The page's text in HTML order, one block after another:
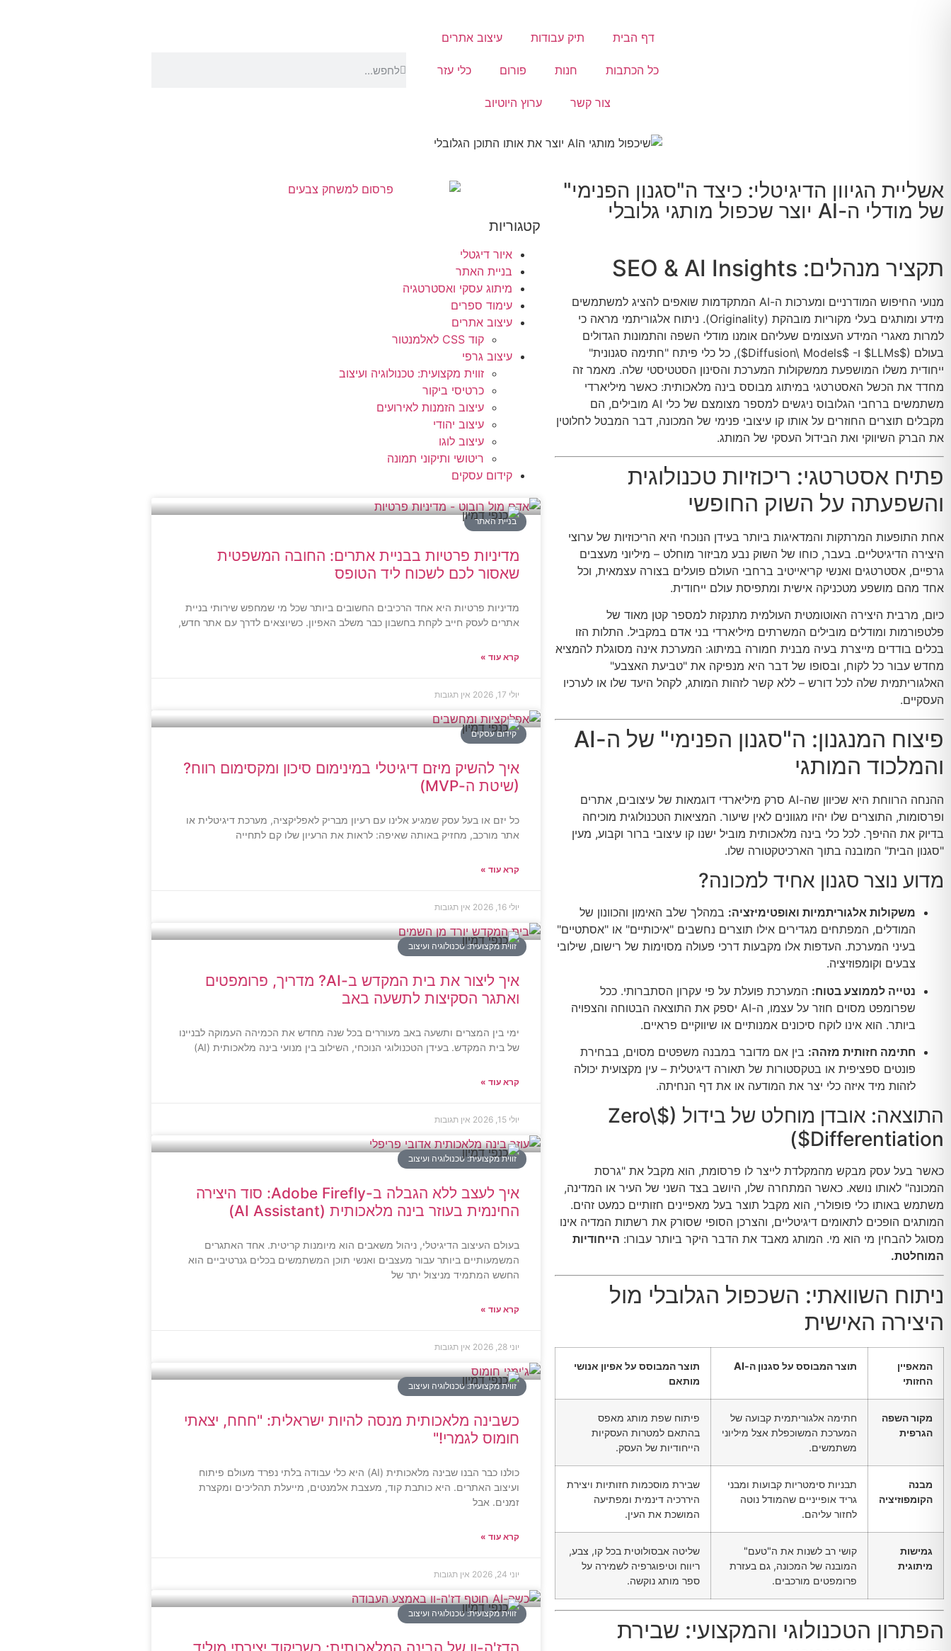
דף הבית תיק עבודות עיצוב אתרים
כל הכתבות חנות פורום כלי עזר
צור קשר ערוץ היוטיוב
אשליית הגיוון הדיגיטלי: כיצד ה"סגנון הפנימי"
של מודלי ה-AI יוצר שכפול מותגי גלובלי
תקציר מנהלים: SEO & AI Insights
מנועי החיפוש המודרניים ומערכות ה-AI המתקדמות שואפים להציג למשתמשים
מידע ומותגים בעלי מקוריות מובהקת (Originality). ניתוח אלגוריתמי מראה כי
למרות מאגרי המידע העצומים שעליהם אומנו מודלי השפה והתמונות הגדולים
בעולם ($LLMs$ ו- $Diffusion\ Models$
), כל כלי פיתח "חתימה סגנונית"
ייחודית משלו המושפעת ממשקולות המערכת והסינון הסטטיסטי שלה. מאמר זה
מחדד את הכשל האסטרטגי במיתוג מבוסס בינה מלאכותית: כאשר מיליארדי
משתמשים ברחבי הגלובוס ניגשים למספר מצומצם של כלי AI מובילים, הם
מקבלים תוצרים החוזרים על אותו קו עיצובי פנימי של המכונה, דבר המבטל לחלוטין
את הברק השיווקי ואת הבידול העסקי של המותג.
פתיח אסטרטגי: ריכוזיות טכנולוגית
והשפעתה על השוק החופשי
אחת התופעות המרתקות והמדאיגות ביותר בעידן הנוכחי היא הריכוזיות של ערוצי
היצירה הדיגיטליים. בעבר, כוחו של השוק נבע מביזור מוחלט – מיליוני מעצבים
גרפיים, אסטרטגים ואנשי קריאייטיב ברחבי העולם פועלים בצורה עצמאית, וכל
אחד מהם מושפע מטכניקה אישית ומתפיסת עולם ייחודית.
כיום, מרבית היצירה האוטומטית העולמית מתנקזת למספר קטן מאוד של
פלטפורמות ומודלים מובילים המשרתים מיליארדי בני אדם במקביל. התלות הזו
בכלים בודדים מייצרת בעיה מבנית חמורה במיתוג: המערכת אינה מסוגלת להמציא
מחדש עבור כל לקוח, ובסופו של דבר היא מנפיקה את "טביעת האצבע"
האלגוריתמית שלה לכל דורש – ללא קשר לזהות המותג, לקהל היעד שלו או לערכיו
העסקיים.
פיצוח המנגנון: ה"סגנון הפנימי" של ה-AI
והמלכוד המותגי
ההנחה הרווחת היא שכיוון שה-AI סרק מיליארדי דוגמאות של עיצובים, אתרים
ופרסומות, התוצרים שלו יהיו מגוונים לאין שיעור. המציאות הטכנולוגית מוכיחה
בדיוק את ההיפך. לכל כלי בינה מלאכותית מוביל ישנו קו עיצובי ברור וקבוע, מעין
"סגנון הבית" המובנה בתוך הארכיטקטורה שלו.
מדוע נוצר סגנון אחיד למכונה?
משקולות אלגוריתמיות ואופטימיזציה: במהלך שלב האימון והכוונון של
המודלים, המפתחים מגדירים אילו תוצרים נחשבים "איכותיים" או "אסתטיים"
בעיני המערכת. העדפות אלו מקבעות דרכי פעולה מסוימות של רישום, שילובי
צבעים וקומפוזיציה.
נטייה לממוצע בטוח: המערכת פועלת על פי עקרון הסתברותי. ככל
שפרומפט מסוים חוזר על עצמו, ה-AI יספק את התוצאה הבטוחה והצפויה
ביותר. הוא אינו לוקח סיכונים אמנותיים או שיווקיים פראיים.
חתימה חזותית מזהה: בין אם מדובר במבנה משפטים מסוים, בבחירת
פונטים ספציפית או בטקסטורות של תאורה דיגיטלית – עין מקצועית יכולה
לזהות מיד איזה כלי יצר את המודעה או את דף הנחיתה.
התוצאה: אובדן מוחלט של בידול ( $Zero\
Differentiation$
)
כאשר בעל עסק מבקש מהמקלדת לייצר לו פרסומת, הוא מקבל את "גרסת
המכונה" לאותו נושא. כאשר המתחרה שלו, היושב בצד השני של העיר או המדינה,
משתמש באותו כלי פופולרי, הוא מקבל תוצר בעל מאפיינים חזותיים כמעט זהים.
המותגים הופכים לתאומים דיגיטליים, והצרכן הסופי שסורק את רשתות המדיה אינו
מסוגל להבחין מי הוא מי. המותג מאבד את הדבר היקר ביותר עבורו: הייחודיות
המוחלטת.
ניתוח השוואתי: השכפול הגלובלי מול
היצירה האישית
המאפיין
החזותי
תוצר המבוסס על סגנון ה-AI
תוצר המבוסס על אפיון אנושי
מותאם
מקור השפה
הגרפית
חתימה אלגוריתמית קבועה של
המערכת המשוכפלת אצל מיליוני
משתמשים.
פיתוח שפת מותג מאפס
בהתאם למטרות העסקיות
הייחודיות של העסק.
מבנה
הקומפוזיציה
תבניות סימטריות קבועות ומבני
גריד אופייניים שהמודל נוטה
לחזור עליהם.
שבירת מוסכמות חזותיות ויצירת
היררכיה דינמית ומפתיעה
המושכת את העין.
גמישות
מיתוגית
קושי רב לשנות את ה"טעם"
המובנה של המכונה, גם בעזרת
פרומפטים מורכבים.
שליטה אבסולוטית בכל קו, צבע,
ריווח וטיפוגרפיה לשמירה על
ספר מותג נוקשה.
הפתרון הטכנולוגי והמקצועי: שבירת
קטגוריות
איור דיגטלי
בניית האתר
מיתוג עסקי ואסטרטגיה
עימוד ספרים
עיצוב אתרים
קוד CSS לאלמנטור
עיצוב גרפי
זווית מקצועית: טכנולוגיה ועיצוב
כרטיסי ביקור
עיצוב הזמנות לאירועים
עיצוב יהודי
עיצוב לוגו
ריטושי ותיקוני תמונה
קידום עסקים
בניית האתר
מדיניות פרטיות בבניית אתרים: החובה המשפטית
שאסור לכם לשכוח ליד הטופס
מדיניות פרטיות היא אחד הרכיבים החשובים ביותר שכל מי שמחפש שירותי בניית
אתרים לעסק חייב לקחת בחשבון כבר משלב האפיון. כשיוצאים לדרך עם אתר חדש,
קרא עוד »
יולי 17, 2026 אין תגובות
קידום עסקים
איך להשיק מיזם דיגיטלי במינימום סיכון ומקסימום רווח?
(שיטת ה-MVP)
כל יזם או בעל עסק שמגיע אלינו עם רעיון מבריק לאפליקציה, מערכת דיגיטלית או
אתר מורכב, מחזיק באותה שאיפה: לראות את הרעיון שלו קם לתחייה
קרא עוד »
יולי 16, 2026 אין תגובות
זווית מקצועית: טכנולוגיה ועיצוב
איך ליצור את בית המקדש ב-AI? מדריך, פרומפטים
ואתגר הסקיצות לתשעה באב
ימי בין המצרים ותשעה באב מעוררים בכל שנה מחדש את הכמיהה העמוקה לבניינו
של בית המקדש. בעידן הטכנולוגי הנוכחי, השילוב בין מנועי בינה מלאכותית (AI)
קרא עוד »
יולי 15, 2026 אין תגובות
זווית מקצועית: טכנולוגיה ועיצוב
איך לעצב ללא הגבלה ב-Adobe Firefly: סוד היצירה
החינמית בעוזר בינה מלאכותית (AI Assistant)
בעולם העיצוב הדיגיטלי, ניהול משאבים הוא מיומנות קריטית. אחד האתגרים
המשמעותיים ביותר עבור מעצבים ואנשי תוכן המשתמשים בכלים גנרטיביים הוא
החשש המתמיד מניצול יתר של
קרא עוד »
יוני 28, 2026 אין תגובות
זווית מקצועית: טכנולוגיה ועיצוב
כשבינה מלאכותית מנסה להיות ישראלית: "חחח, יצאתי
חומוס לגמרי!"
כולנו כבר הבנו שבינה מלאכותית (AI) היא כלי עבודה בלתי נפרד מעולם פיתוח
ועיצוב האתרים. היא כותבת קוד, מעצבת אלמנטים, מייעלת תהליכים ומקצרת
זמנים. אבל
קרא עוד »
יוני 24, 2026 אין תגובות
זווית מקצועית: טכנולוגיה ועיצוב